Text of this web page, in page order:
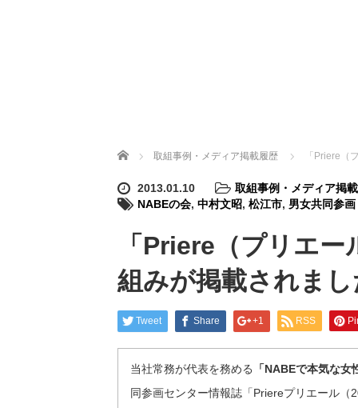
ホーム 取組事例・メディア掲載履歴 「Priere（
2013.01.10
取組事例・メディア掲
NABEの会, 中村文昭, 松江市, 男女共同参画
「Priere（プリエ
組みが掲載されま
Tweet Share +1 RSS
当社常務が代表を務める
「NABEで本気な女
同参画センター情報誌「Priereプリエール（